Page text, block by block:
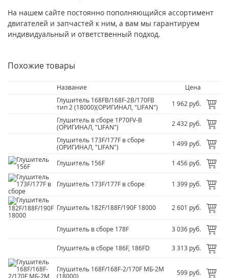
На нашем сайте постоянно пополняющийся ассортимент
двигателей и запчастей к ним, а вам мы гарантируем
индивидуальный и ответственный подход.
Похожие товары
Название
Цена
Глушитель 168FB/168F-2B/170FB
тип 2 (18000)(ОРИГИНАЛ, "LIFAN")
1 962 руб.
Глушитель в сборе 1P70FV-B
(ОРИГИНАЛ, "LIFAN")
2 432 руб.
Глушитель 173F/177F в сборе
(ОРИГИНАЛ, "LIFAN")
1 499 руб.
Глушитель 156F 1 456 руб.
Глушитель 173F/177F в сборе 1 399 руб.
Глушитель 182F/188F/190F 18000 2 601 руб.
Глушитель в сборе 178F 3 036 руб.
Глушитель в сборе 186F, 186FD 3 313 руб.
Глушитель 168F/168F-2/170F МБ-2М
(18000)
599 руб.